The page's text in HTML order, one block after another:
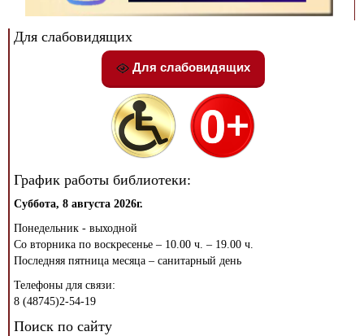
Для слабовидящих
Для слабовидящих
График работы библиотеки:
Суббота, 8 августа 2026г.
Понедельник - выходной
Со вторника по воскресенье – 10.00 ч. – 19.00 ч.
Последняя пятница месяца – санитарный день
Телефоны для связи:
8 (48745)2-54-19
Поиск по сайту